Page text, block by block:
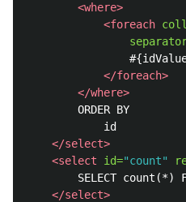
<where>
<foreach
</foreach>
</where>
</select>
<select
id="count"
</select>